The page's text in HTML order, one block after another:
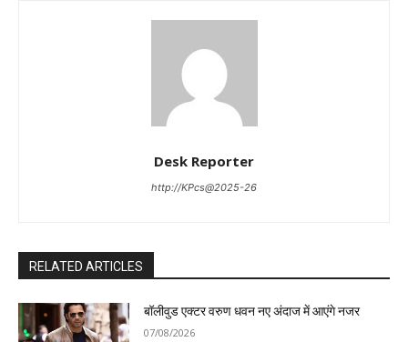
Desk Reporter
http://KPcs@2025-26
RELATED ARTICLES
बॉलीवुड एक्टर वरुण धवन नए अंदाज में आएंगे नजर
07/08/2026